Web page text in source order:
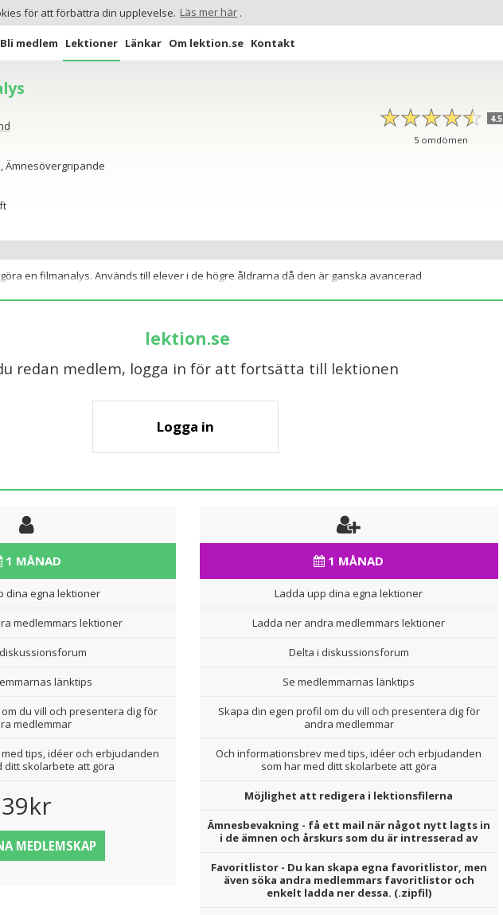
för att förbättra din upplevelse. Läs mer här .
Bli medlem Lektioner Länkar Om lektion.se Kontakt
☆☆☆☆☆
★★★★★ 4.5
5omdömen
Ämnesövergripande
en filmanalys. Används till elever i de högre åldrarna då den är ganska avancerad
lektion.se
redan medlem, logga in för att fortsätta till lektionen
Logga in
1 MÅNAD
dina egna lektioner
medlemmars lektioner
länktips
du vill och presentera dig för
medlemmar
tips, idéer och erbjudanden
ditt skolarbete att göra
39kr
MEDLEMSKAP
1 MÅNAD
Ladda upp dina egna lektioner
Ladda ner andra medlemmars lektioner
Delta i diskussionsforum
Se medlemmarnas länktips
Skapa din egen profil om du vill och presentera dig för
andra medlemmar
Och informationsbrev med tips, idéer och erbjudanden
som har med ditt skolarbete att göra
Möjlighet att redigera i lektionsfilerna
Ämnesbevakning - få ett mail när något nytt lagts in
i de ämnen och årskurs som du är intresserad av
Favoritlistor - Du kan skapa egna favoritlistor, men
även söka andra medlemmars favoritlistor och
enkelt ladda ner dessa. (.zipfil)